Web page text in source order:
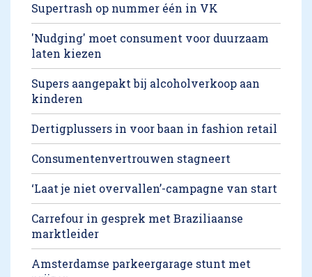
Supertrash op nummer één in VK
'Nudging' moet consument voor duurzaam
laten kiezen
Supers aangepakt bij alcoholverkoop aan
kinderen
Dertigplussers in voor baan in fashion retail
Consumentenvertrouwen stagneert
‘Laat je niet overvallen’-campagne van start
Carrefour in gesprek met Braziliaanse
marktleider
Amsterdamse parkeergarage stunt met